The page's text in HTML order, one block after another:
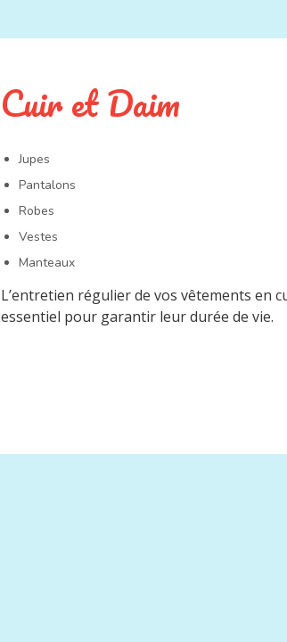
Cuir et Daim
Jupes
Pantalons
Robes
Vestes
Manteaux
L’entretien régulier de vos vêtements en
essentiel pour garantir leur durée de vie.